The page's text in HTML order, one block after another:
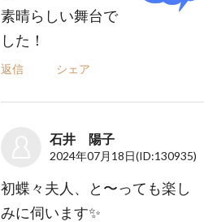
素晴らしい舞台で
した！
返信 シェア
石井 陽子
2024年07月18日(ID:130935)
初蝶々夫人、と〜っても楽し
みに伺います✨